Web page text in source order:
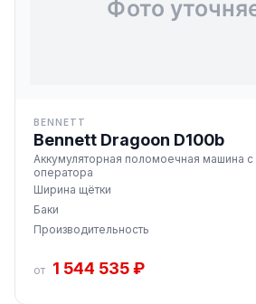
BENNETT
Bennett Dragoon D100b
Аккумуляторная поломоечная машина
оператора
Ширина щётки
Баки
Производительность
от 1 544 535 ₽